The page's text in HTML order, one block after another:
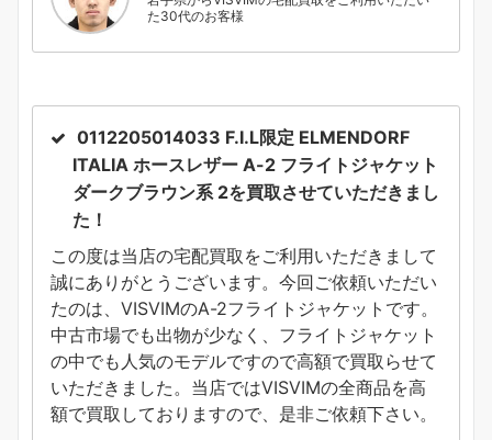
た30代のお客様
0112205014033 F.I.L限定 ELMENDORF
ITALIA ホースレザー A-2 フライトジャケット
ダークブラウン系 2を買取させていただきまし
た！
この度は当店の宅配買取をご利用いただきまして
誠にありがとうございます。今回ご依頼いただい
たのは、VISVIMのA-2フライトジャケットです。
中古市場でも出物が少なく、フライトジャケット
の中でも人気のモデルですので高額で買取らせて
いただきました。当店ではVISVIMの全商品を高
額で買取しておりますので、是非ご依頼下さい。